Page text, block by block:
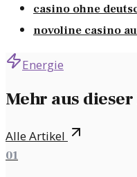
casino ohne
novoline casino
Energie
Mehr aus
Alle Artikel
01